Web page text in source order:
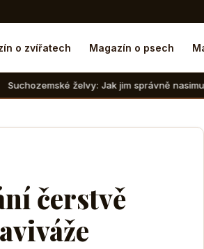
o zvířatech Magazín o psech
Jak jim správně nasimulovat zimní
čerstvě